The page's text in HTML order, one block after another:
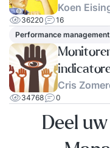
Koen
36220
16
Performance management
Cris
34768 0
Deel